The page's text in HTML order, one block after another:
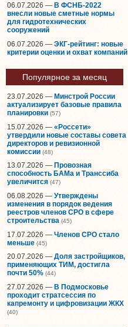
06.07.2026 — В ФСНБ-2022
внесли новые сметные нормы
для гидротехнических
сооружений
06.07.2026 — ЭКГ-рейтинг: новые
критерии оценки и охват компаний
Популярное за месяц
23.07.2026 — Минстрой России
актуализирует базовые правила
планировки (57)
15.07.2026 — «Россети»
утвердили новые составы совета
директоров и ревизионной
комиссии (48)
13.07.2026 — Провозная
способность БАМа и Транссиба
увеличится (47)
06.08.2026 — Утверждены
изменения в порядок ведения
реестров членов СРО в сфере
строительства (45)
17.07.2026 — Членов СРО стало
меньше (45)
20.07.2026 — Доля застройщиков,
применяющих ТИМ, достигла
почти 50% (44)
27.07.2026 — В Подмосковье
проходит стратсессия по
капремонту и цифровизации ЖКХ
(40)